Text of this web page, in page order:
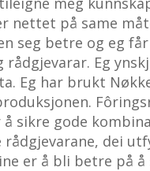
nettet på same
seg betre og eg
rådgjevarar. Eg
Eg har brukt
sikre gode
rådgjevarane, dei
er å bli betre på